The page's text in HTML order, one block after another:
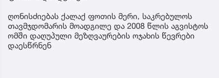
ღონისძიებას ქალაქ ფოთის მერი, საკრებულოს
თავმჯდომარის მოადგილე და 2008 წლის აგვისტოს
ომში დაღუპული მეზღვაურების ოჯახის წევრები
დაესწრნენ